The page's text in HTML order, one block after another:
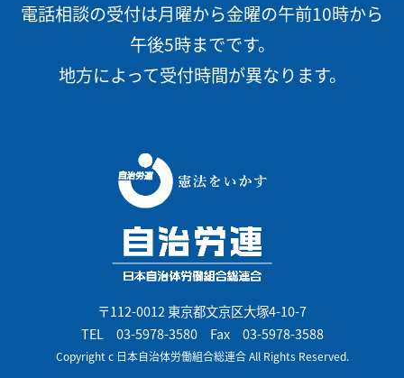
電話相談の受付は月曜から金曜の午前10時から
午後5時までです。
地方によって受付時間が異なります。
〒112-0012 東京都文京区大塚4-10-7
TEL 03-5978-3580Fax 03-5978-3588
Copyright c 日本自治体労働組合総連合 All Rights Reserved.